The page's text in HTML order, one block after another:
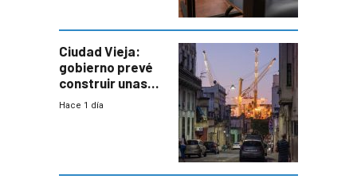
Ciudad Vieja:
gobierno prevé
construir unas
mil viviendas en
Hace 1 día